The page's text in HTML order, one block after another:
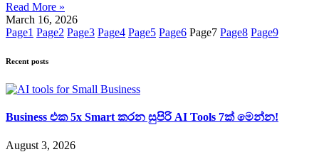
Read More »
March 16, 2026
Page1 Page2 Page3 Page4 Page5 Page6 Page7 Page8 Page9
Recent posts
Business එක 5x Smart කරන සුපිරි AI Tools 7ක් මෙන්න!
August 3, 2026